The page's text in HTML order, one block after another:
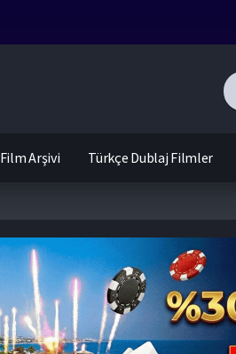
Film Arşivi Türkçe Dublaj Filmler